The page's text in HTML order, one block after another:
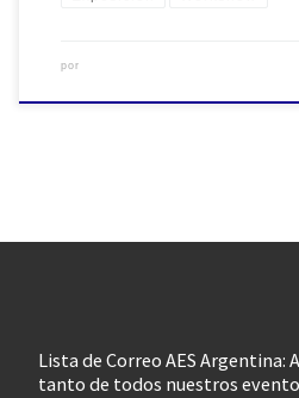
por
Lista de Correo AES Argentina:
tanto de todos nuestros